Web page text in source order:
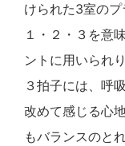
けられた3室の
１・２・３を意
ントに用いられ
３拍子には、呼
改めて感じる心
もバランスのと